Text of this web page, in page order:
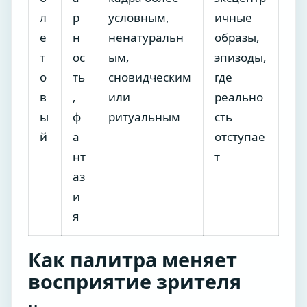
л
е
т
о
в
ы
й
р
н
ос
ть
,
ф
а
нт
аз
и
я
условным,
ненатуральн
ым,
сновидческим
или
ритуальным
ичные
образы,
эпизоды,
где
реально
сть
отступае
т
Как палитра меняет
восприятие зрителя